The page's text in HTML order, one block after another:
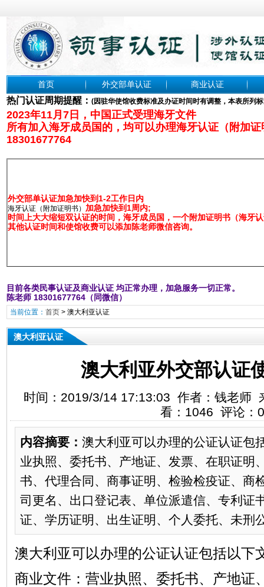
首页 外交部单认证 商业认证
热门认证周期提醒： (因驻华使馆收费标准及办证时间时有调整，本表所列
2023年11月7日，中国正式受理海牙文件
所有加入海牙成员国的，均可以办理海牙认证（附加
18301677764
外交部单认证加急加快到1-2工作日内
海牙认证（附加证明书） 加急加快到1周内;
时间上大大缩短双认证的时间，海牙成员国，一个附加证明书（海牙
其他认证时间和使馆收费可以添加陈老师微信咨询。
目前各类民事认证及商业认证 均正常办理，加急服务一切正常。
陈老师 18301677764（同微信）
当前位置： 首页> 澳大利亚认证
澳大利亚认证
澳大利亚外交部认证
时间：2019/3/14 17:13:03 作者：钱老师
看：1046 评论：0
内容摘要： 澳大利亚可以办理的公证认证包
业执照、委托书、产地证、发票、在职证明
书、代理合同、商事证明、检验检疫证、商
司更名、出口登记表、单位派遣信、专利证
证、学历证明、出生证明、个人委托、未刑
澳大利亚可以办理的公证认证包括以下
商业文件：营业执照、委托书、产地证